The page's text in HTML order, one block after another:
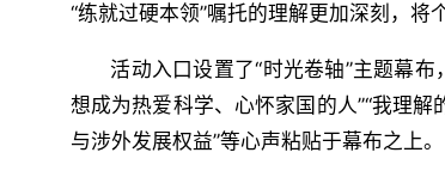
“练就过硬本领”嘱托的理解更加深刻，将
活动入口设置了“时光卷轴”主题幕
想成为热爱科学、心怀家国的人”“我理
与涉外发展权益”等心声粘贴于幕布之上。